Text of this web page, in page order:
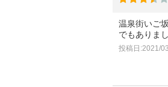
温泉街いご
でもありま
投稿日:2021/